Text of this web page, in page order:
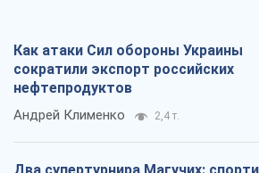
Как атаки Сил обороны Украины
сократили экспорт российских
нефтепродуктов
Андрей Клименко 2,4 т.
Два супертурнира Магучих: